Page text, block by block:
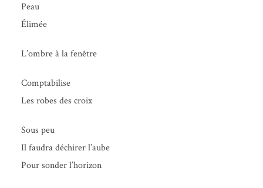
Peau
Élimée
L’ombre à la fenêtre
Comp­ta­bi­lise
Les robes des croix
Sous peu
Il fau­dra déchi­rer l’aube
Pour son­der l’horizon